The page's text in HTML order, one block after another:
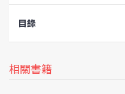
目錄
相關書籍